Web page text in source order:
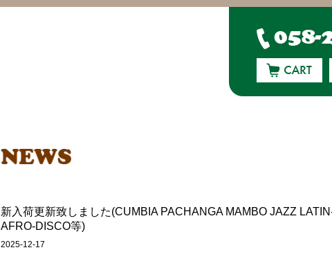
新入荷更新致しました(CUMBIA PACHANGA MAMBO JAZZ
AFRO-DISCO等)
2025-12-17